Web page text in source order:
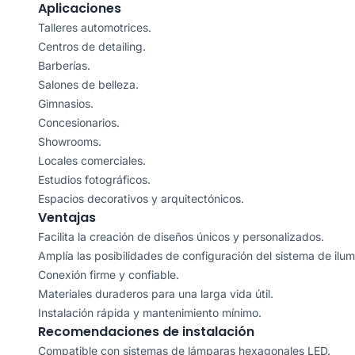
Aplicaciones
Talleres automotrices.
Centros de detailing.
Barberías.
Salones de belleza.
Gimnasios.
Concesionarios.
Showrooms.
Locales comerciales.
Estudios fotográficos.
Espacios decorativos y arquitectónicos.
Ventajas
Facilita la creación de diseños únicos y personalizados.
Amplía las posibilidades de configuración del sistema de
Conexión firme y confiable.
Materiales duraderos para una larga vida útil.
Instalación rápida y mantenimiento mínimo.
Recomendaciones de instalación
Compatible con sistemas de lámparas hexagonales LED.